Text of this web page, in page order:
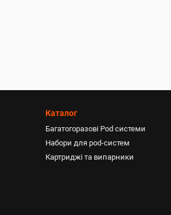
Каталог
Багатогоразові Pod системи
Набори для pod-систем
Картриджі та випарники